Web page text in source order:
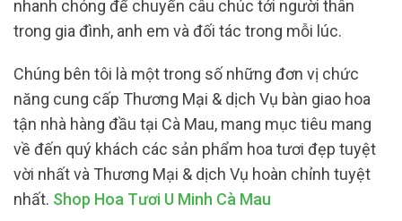
nhanh chóng để chuyển câu chúc tới người thân
trong gia đình, anh em và đối tác trong mỗi lúc.
Chúng bên tôi là một trong số những đơn vị chức
năng cung cấp Thương Mại & dịch Vụ bàn giao hoa
tận nhà hàng đầu tại Cà Mau, mang mục tiêu mang
về đến quý khách các sản phẩm hoa tươi đẹp tuyệt
vời nhất và Thương Mại & dịch Vụ hoàn chỉnh tuyệt
nhất. Shop Hoa Tươi U Minh Cà Mau